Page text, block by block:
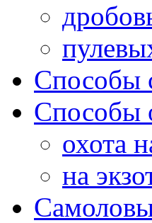
Способы
Способы
охота
на